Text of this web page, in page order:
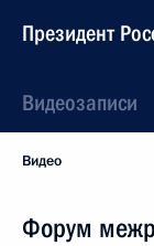
Президент
Видеозаписи
Видео
Форум